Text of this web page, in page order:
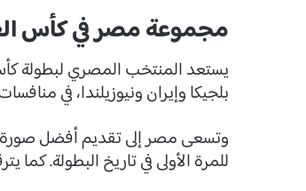
مجموعة مصر في كأس
بلجيكا وإيران ونيوزيلندا، في
للمرة الأولى في تاريخ البطولة. كما